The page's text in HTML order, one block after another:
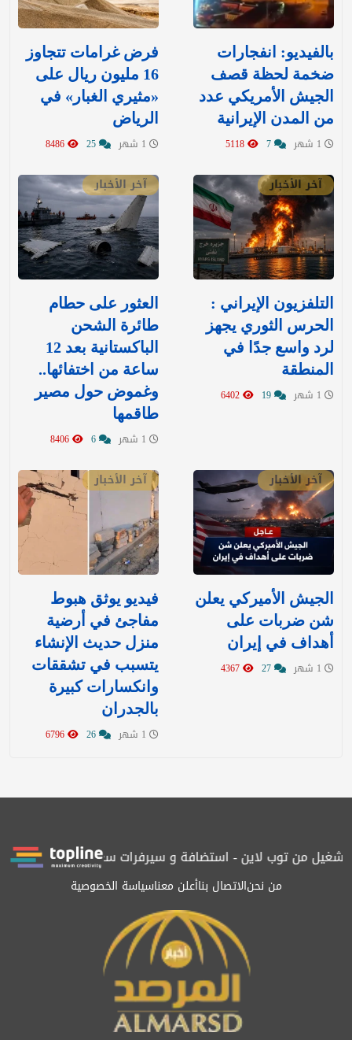
بالفيديو: انفجارات
ضخمة لحظة قصف
الجيش الأمريكي عدد
من المدن الإيرانية
‏فرض غرامات تتجاوز
16 مليون ريال على
«مثيري الغبار» في
الرياض
آخر الأخبار
التلفزيون الإيراني :
الحرس الثوري يجهز
لرد واسع جدًا في
المنطقة
آخر الأخبار
العثور على حطام
طائرة الشحن
الباكستانية بعد 12
ساعة من اختفائها..
وغموض حول مصير
طاقمها
آخر الأخبار
‏الجيش الأميركي يعلن
شن ضربات على
أهداف في إيران
آخر الأخبار
فيديو يوثق هبوط
مفاجئ في أرضية
منزل حديث الإنشاء
يتسبب في تشققات
وانكسارات كبيرة
بالجدران
من توب لاين - استضافة و سيرفرات سعوديةالمرصد حاصلة على
من نحنالاتصال بناأعلن معناسياسة الخصوصية